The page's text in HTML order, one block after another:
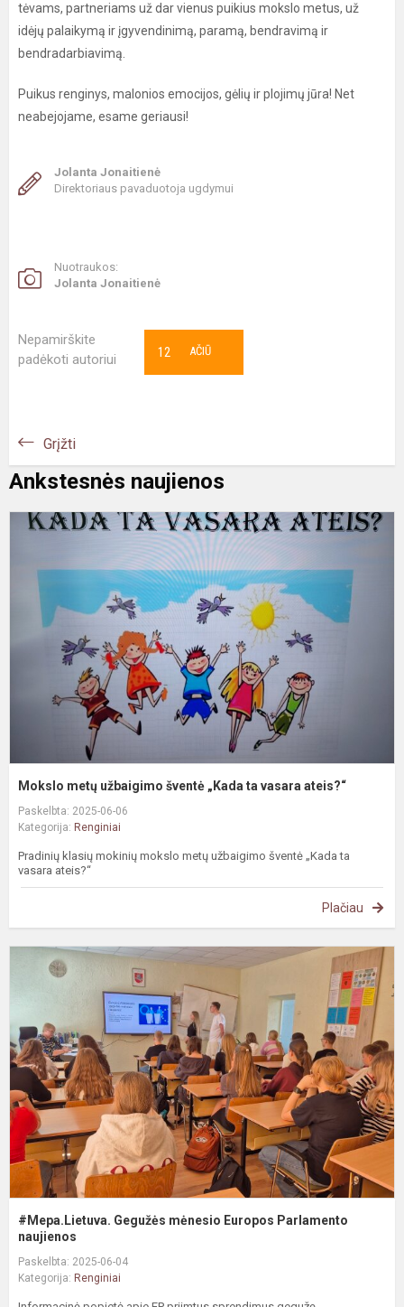
tėvams, partneriams už dar vienus puikius mokslo metus, už
idėjų palaikymą ir įgyvendinimą, paramą, bendravimą ir
bendradarbiavimą.
Puikus renginys, malonios emocijos, gėlių ir plojimų jūra! Net
neabejojame, esame geriausi!
Jolanta Jonaitienė
Direktoriaus pavaduotoja ugdymui
Nuotraukos:
Jolanta Jonaitienė
Nepamirškite
padėkoti autoriui
AČIŪ
12
Grįžti
Ankstesnės naujienos
Mokslo metų užbaigimo šventė „Kada ta vasara ateis?“
Paskelbta: 2025-06-06
Kategorija: Renginiai
Pradinių klasių mokinių mokslo metų užbaigimo šventė „Kada ta
vasara ateis?“
Plačiau
#Mepa.Lietuva. Gegužės mėnesio Europos Parlamento
naujienos
Paskelbta: 2025-06-04
Kategorija: Renginiai